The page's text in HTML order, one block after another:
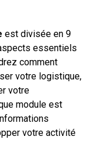
est divisée en 9
essentiels
comment
votre logistique,
votre
module est
votre activité